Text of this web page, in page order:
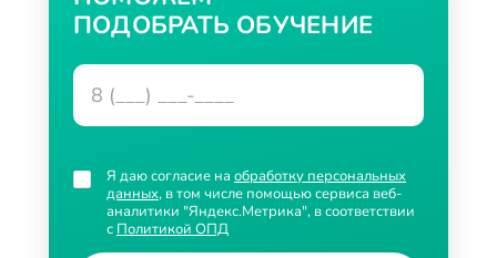
ПОДОБРАТЬ ОБУЧЕНИЕ
Я даю согласие на обработку персональных
данных, в том числе помощью сервиса веб-
аналитики "Яндекс.Метрика", в соответствии
с Политикой ОПД